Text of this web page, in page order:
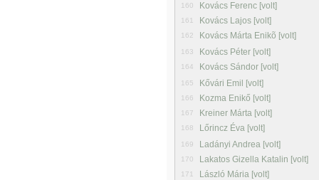
160 Kovács Ferenc [volt]
161 Kovács Lajos [volt]
162 Kovács Márta Enikõ [volt]
163 Kovács Péter [volt]
164 Kovács Sándor [volt]
165 Kővári Emil [volt]
166 Kozma Enikő [volt]
167 Kreiner Márta [volt]
168 Lőrincz Éva [volt]
169 Ladányi Andrea [volt]
170 Lakatos Gizella Katalin [volt]
171 László Mária [volt]